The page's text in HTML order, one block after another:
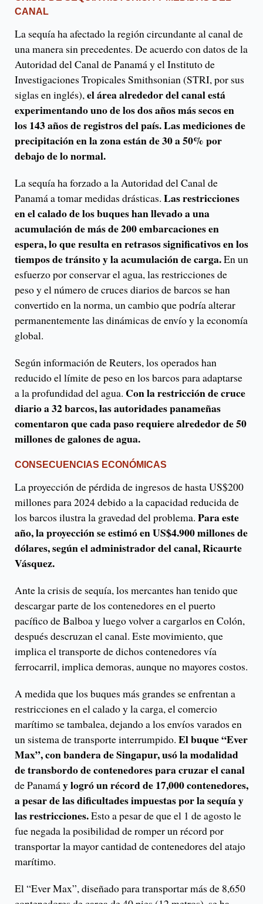
CANAL
La sequía ha afectado la región circundante al canal de
una manera sin precedentes. De acuerdo con datos de la
Autoridad del Canal de Panamá y el Instituto de
Investigaciones Tropicales Smithsonian (STRI, por sus
siglas en inglés),el área alrededor del canal está
experimentando uno de los dos años más secos en
los 143 años de registros del país. Las mediciones de
precipitación en la zona están de 30 a 50% por
debajo de lo normal.
La sequía ha forzado a la Autoridad del Canal de
Panamá a tomar medidas drásticas. Las restricciones
en el calado de los buques han llevado a una
acumulación de más de 200 embarcaciones en
espera, lo que resulta en retrasos significativos en los
tiempos de tránsito y la acumulación de carga.En un
esfuerzo por conservar el agua, las restricciones de
peso y el número de cruces diarios de barcos se han
convertido en la norma, un cambio que podría alterar
permanentemente las dinámicas de envío y la economía
global.
Según información de Reuters, los operados han
reducido el límite de peso en los barcos para adaptarse
a la profundidad del agua. Con la restricción de cruce
diario a 32 barcos, las autoridades panameñas
comentaron que cada paso requiere alrededor de 50
millones de galones de agua.
CONSECUENCIAS ECONÓMICAS
La proyección de pérdida de ingresos de hasta US$200
millones para 2024 debido a la capacidad reducida de
los barcos ilustra la gravedad del problema. Para este
año, la proyección se estimó en US$4.900 millones de
dólares, según el administrador del canal, Ricaurte
Vásquez.
Ante la crisis de sequía, los mercantes han tenido que
descargar parte de los contenedores en el puerto
pacífico de Balboa y luego volver a cargarlos en Colón,
después descruzan el canal. Este movimiento, que
implica el transporte de dichos contenedores vía
ferrocarril, implica demoras, aunque no mayores costos.
A medida que los buques más grandes se enfrentan a
restricciones en el calado y la carga, el comercio
marítimo se tambalea, dejando a los envíos varados en
un sistema de transporte interrumpido. El buque “Ever
Max”, con bandera de Singapur, usó la modalidad
de transbordo de contenedores para cruzar el canal
de Panamáy logró un récord de 17,000 contenedores,
a pesar de las dificultades impuestas por la sequía y
las restricciones.Esto a pesar de que el 1 de agosto le
fue negada la posibilidad de romper un récord por
transportar la mayor cantidad de contenedores del atajo
marítimo.
El “Ever Max”, diseñado para transportar más de 8,650